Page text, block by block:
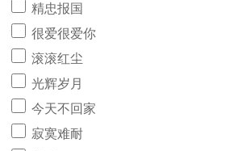
精忠报国
很爱很爱你
滚滚红尘
光辉岁月
今天不回家
寂寞难耐